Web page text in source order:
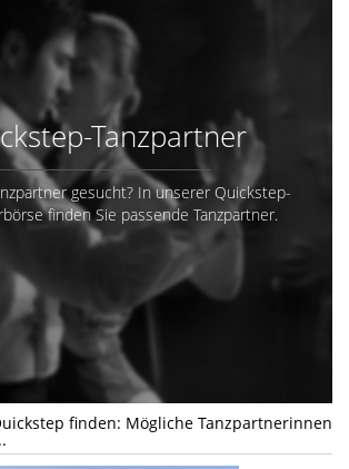
Tanzpartner
gesucht? In unserer Quickstep-
finden Sie passende Tanzpartner.
finden: Mögliche Tanzpartnerinnen